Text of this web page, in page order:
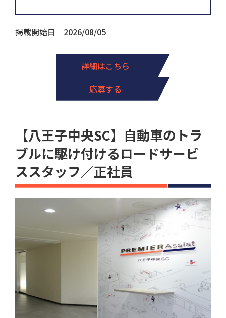
掲載開始日 2026/08/05
詳細はこちら
応募する
【八王子中央SC】自動車のトラ
ブルに駆け付けるロードサービ
ススタッフ／正社員